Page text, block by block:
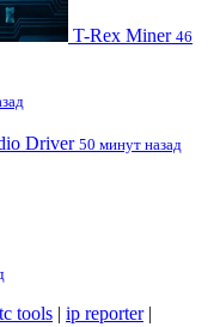
T-Rex Miner 46
Driver 50 минут назад
tools | ip reporter|